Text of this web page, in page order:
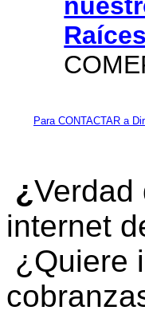
Para CONTACTAR a
¿Verdad
internet
¿Quiere